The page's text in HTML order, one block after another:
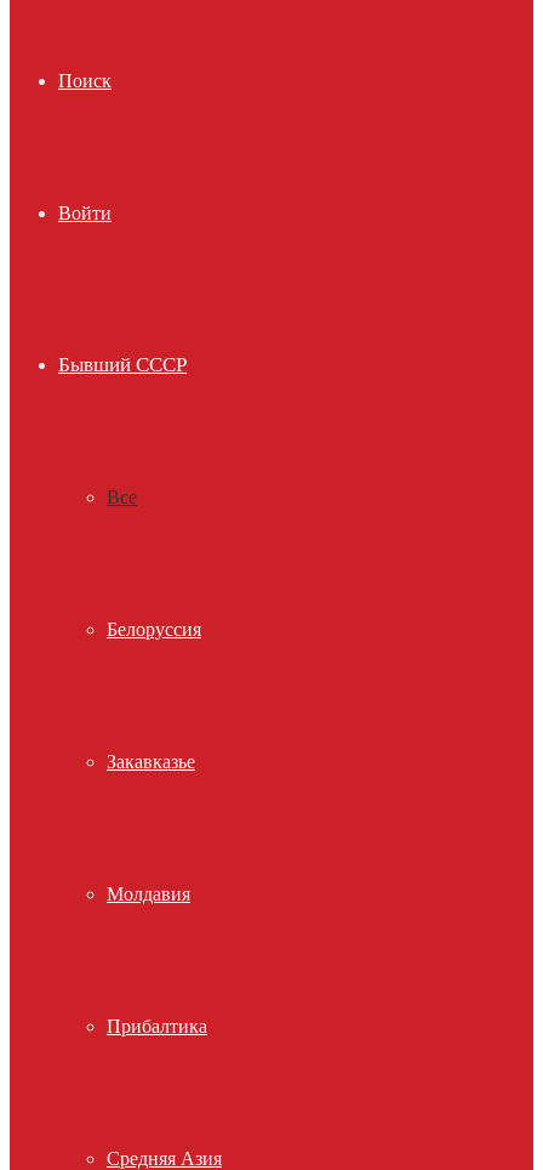
Поиск
Войти
Бывший СССР
Все
Белоруссия
Закавказье
Молдавия
Прибалтика
Средняя Азия